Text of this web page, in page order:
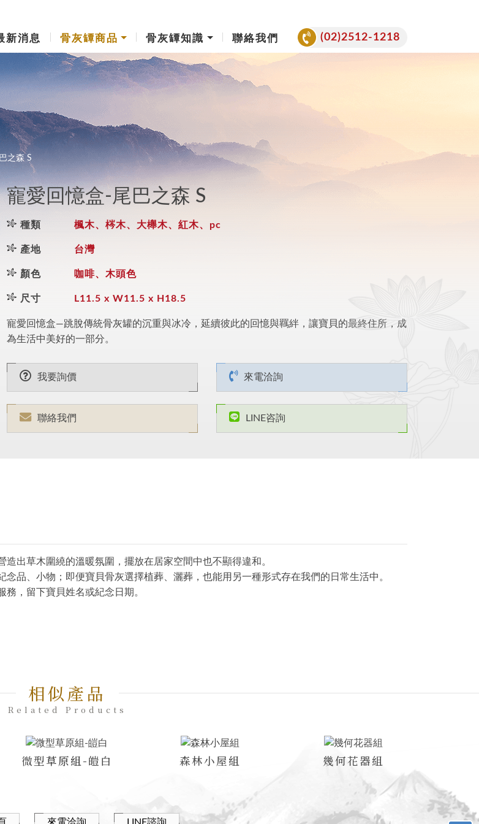
新消息 骨灰罈商品 骨灰罈知識 聯絡我們 (02)2512-1218
之森 S
寵愛回憶盒-尾巴之森 S
種類 楓木、梣木、大櫸木、紅木、pc
產地 台灣
顏色 咖啡、木頭色
尺寸 L11.5 x W11.5 x H18.5
寵愛回憶盒—跳脫傳統骨灰罐的沉重與冰冷，延續彼此的回憶與羈絆，讓寶貝的最終住所，成
為生活中美好的一部分。
我要詢價 來電洽詢
聯絡我們 LINE咨詢
出草木圍繞的溫暖氛圍，擺放在居家空間中也不顯得違和。
品、小物；即便寶貝骨灰選擇植葬、灑葬，也能用另一種形式存在我們的日常生活中。
，留下寶貝姓名或紀念日期。
相似產品
Related Products
微型草原組-皚白 森林小屋組 幾何花器組